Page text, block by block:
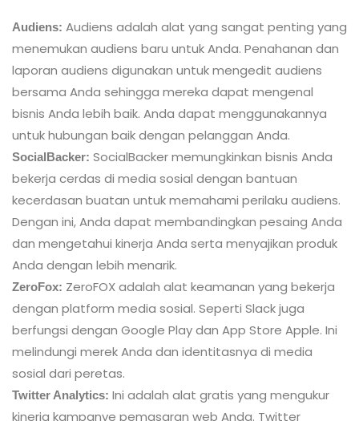
Audiens: Audiens adalah alat yang sangat penting yang
menemukan audiens baru untuk Anda. Penahanan dan
laporan audiens digunakan untuk mengedit audiens
bersama Anda sehingga mereka dapat mengenal
bisnis Anda lebih baik. Anda dapat menggunakannya
untuk hubungan baik dengan pelanggan Anda.
SocialBacker: SocialBacker memungkinkan bisnis Anda
bekerja cerdas di media sosial dengan bantuan
kecerdasan buatan untuk memahami perilaku audiens.
Dengan ini, Anda dapat membandingkan pesaing Anda
dan mengetahui kinerja Anda serta menyajikan produk
Anda dengan lebih menarik.
ZeroFox: ZeroFOX adalah alat keamanan yang bekerja
dengan platform media sosial. Seperti Slack juga
berfungsi dengan Google Play dan App Store Apple. Ini
melindungi merek Anda dan identitasnya di media
sosial dari peretas.
Twitter Analytics: Ini adalah alat gratis yang mengukur
kinerja kampanye pemasaran web Anda. Twitter